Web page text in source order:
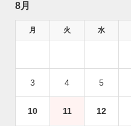
8月
月 火 水
3 4 5
10 11 12